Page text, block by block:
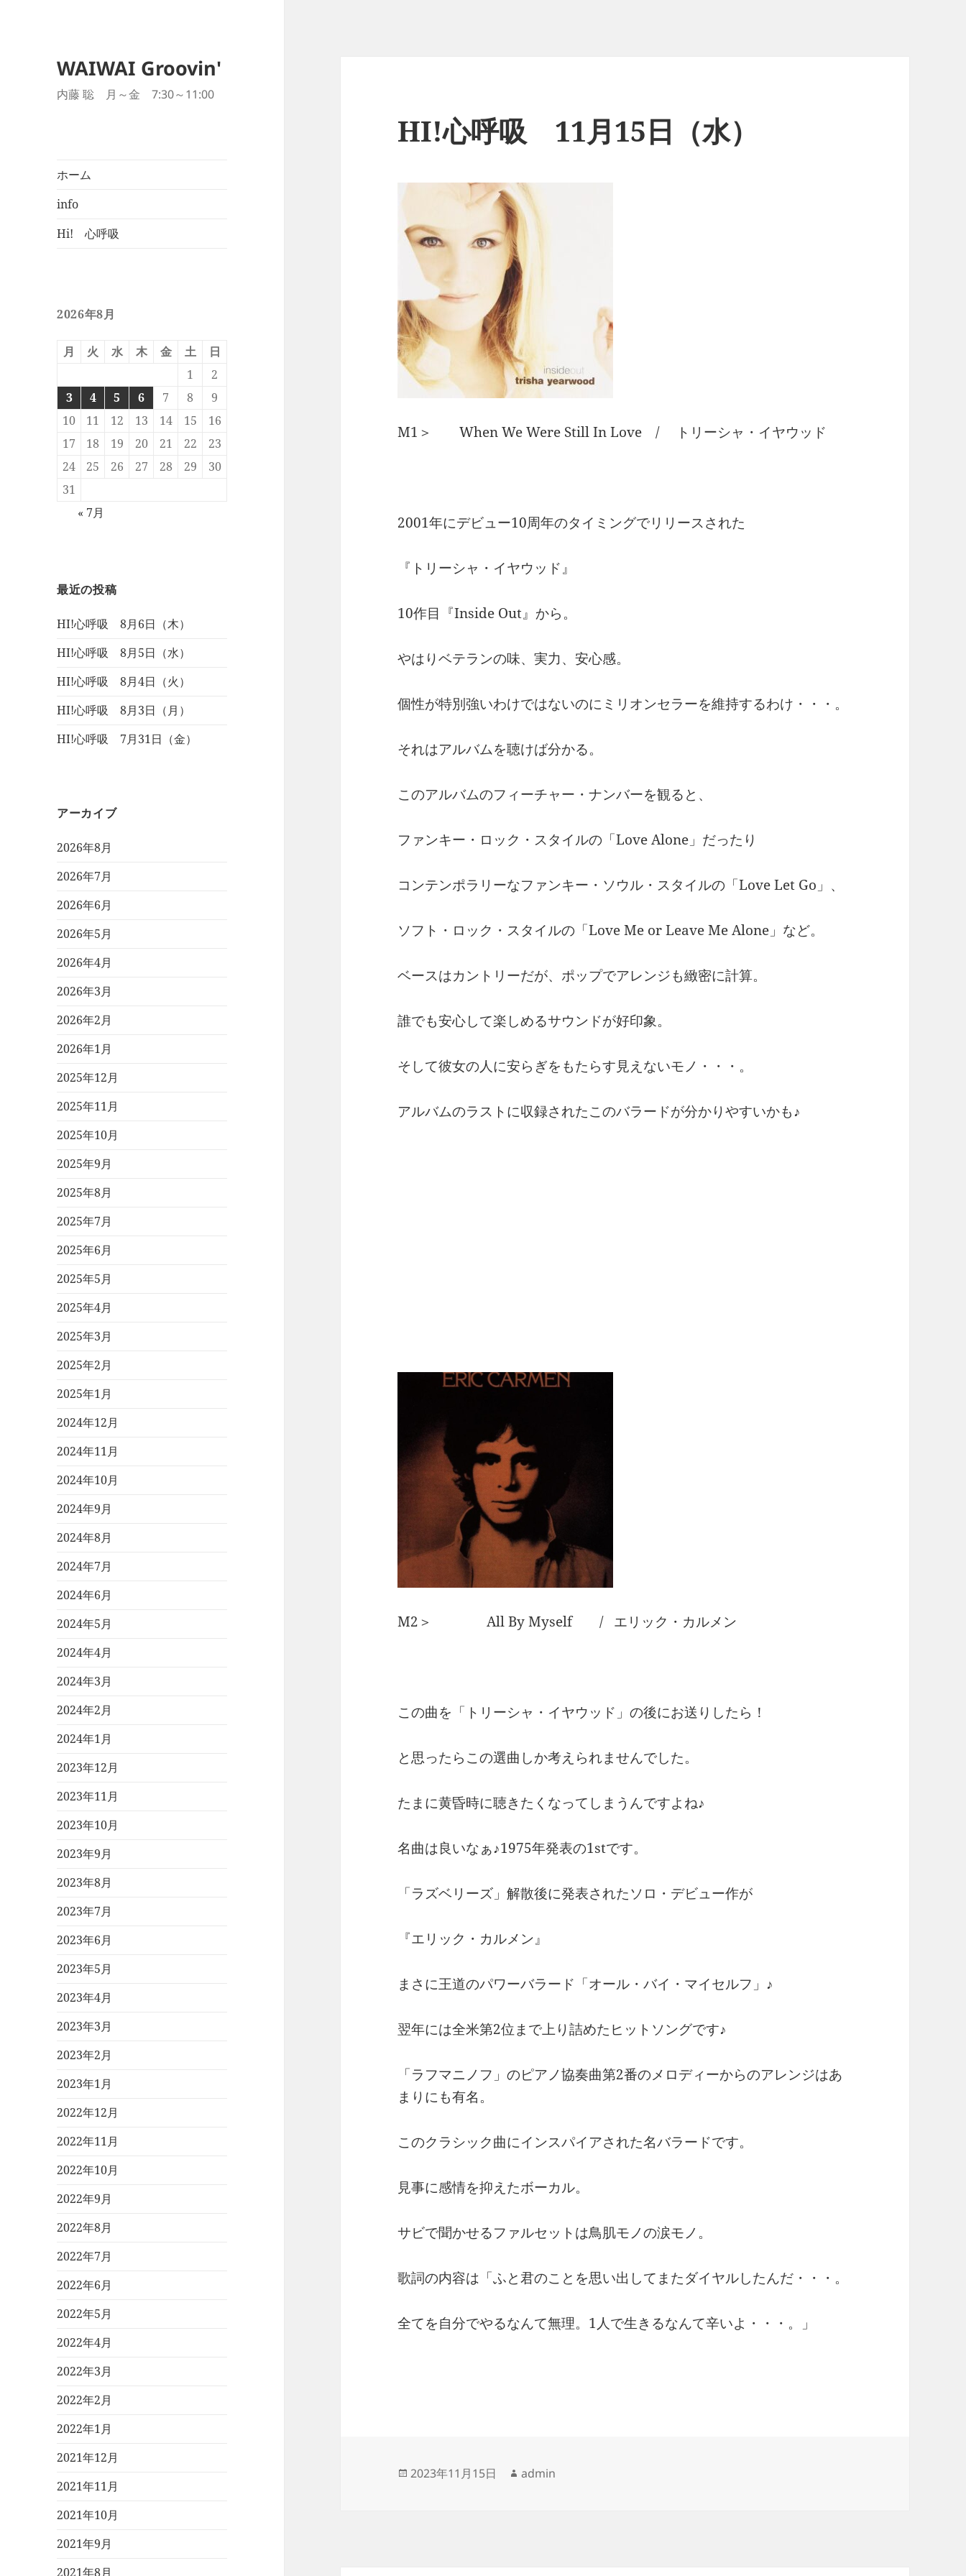
WAIWAI Groovin'
内藤 聡 月～金 7:30～11:00
ホーム
info
Hi! 心呼吸
2026年8月
月 火 水 木 金 土
日
1
2
3
4 5 6 7 8
9
10
11 12 13 14 15
16
17
18 19 20 21 22
23
24
25 26 27 28 29
30
31
« 7月
最近の投稿
HI!心呼吸 8月6日（木）
HI!心呼吸 8月5日（水）
HI!心呼吸 8月4日（火）
HI!心呼吸 8月3日（月）
HI!心呼吸 7月31日（金）
アーカイブ
2026年8月
2026年7月
2026年6月
2026年5月
2026年4月
2026年3月
2026年2月
2026年1月
2025年12月
2025年11月
2025年10月
2025年9月
2025年8月
2025年7月
2025年6月
2025年5月
2025年4月
2025年3月
2025年2月
2025年1月
2024年12月
2024年11月
2024年10月
2024年9月
2024年8月
2024年7月
2024年6月
2024年5月
2024年4月
2024年3月
2024年2月
2024年1月
2023年12月
2023年11月
2023年10月
2023年9月
2023年8月
2023年7月
2023年6月
2023年5月
2023年4月
2023年3月
2023年2月
2023年1月
2022年12月
2022年11月
2022年10月
2022年9月
2022年8月
2022年7月
2022年6月
2022年5月
2022年4月
2022年3月
2022年2月
2022年1月
2021年12月
2021年11月
2021年10月
2021年9月
2021年8月
HI!心呼吸 11月15日（水）
M1＞ When We Were Still In Love / トリーシャ・イヤウッド
2001年にデビュー10周年のタイミングでリリースされた
『トリーシャ・イヤウッド』
10作目『Inside Out』から。
やはりベテランの味、実力、安心感。
個性が特別強いわけではないのにミリオンセラーを維持するわけ・・・。
それはアルバムを聴けば分かる。
このアルバムのフィーチャー・ナンバーを観ると、
ファンキー・ロック・スタイルの「Love Alone」だったり
コンテンポラリーなファンキー・ソウル・スタイルの「Love Let Go」、
ソフト・ロック・スタイルの「Love Me or Leave Me Alone」など。
ベースはカントリーだが、ポップでアレンジも緻密に計算。
誰でも安心して楽しめるサウンドが好印象。
そして彼女の人に安らぎをもたらす見えないモノ・・・。
アルバムのラストに収録されたこのバラードが分かりやすいかも♪
M2＞ All By Myself / エリック・カルメン
この曲を「トリーシャ・イヤウッド」の後にお送りしたら！
と思ったらこの選曲しか考えられませんでした。
たまに黄昏時に聴きたくなってしまうんですよね♪
名曲は良いなぁ♪1975年発表の1stです。
「ラズベリーズ」解散後に発表されたソロ・デビュー作が
『エリック・カルメン』
まさに王道のパワーバラード「オール・バイ・マイセルフ」♪
翌年には全米第2位まで上り詰めたヒットソングです♪
「ラフマニノフ」のピアノ協奏曲第2番のメロディーからのアレンジはあ
まりにも有名。
このクラシック曲にインスパイアされた名バラードです。
見事に感情を抑えたボーカル。
サビで聞かせるファルセットは鳥肌モノの涙モノ。
歌詞の内容は「ふと君のことを思い出してまたダイヤルしたんだ・・・。
全てを自分でやるなんて無理。1人で生きるなんて辛いよ・・・。」
投
2023年11月15日
作
admin